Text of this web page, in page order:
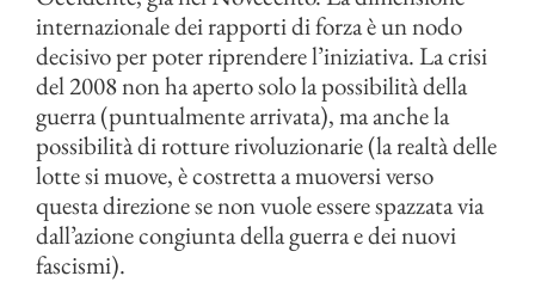
internazionale dei rapporti di forza è un nodo
decisivo per poter riprendere l’iniziativa. La crisi
del 2008 non ha aperto solo la possibilità della
guerra (puntualmente arrivata), ma anche la
possibilità di rotture rivoluzionarie (la realtà delle
lotte si muove, è costretta a muoversi verso
questa direzione se non vuole essere spazzata via
dall’azione congiunta della guerra e dei nuovi
fascismi).